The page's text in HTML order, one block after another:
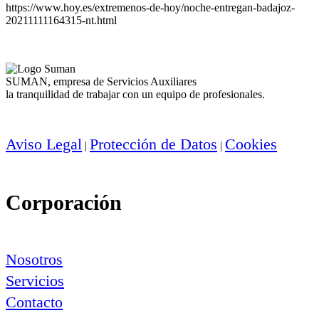
https://www.hoy.es/extremenos-de-hoy/noche-entregan-badajoz-
20211111164315-nt.html
SUMAN, empresa de Servicios Auxiliares
la tranquilidad de trabajar con un equipo de profesionales.
Aviso Legal | Protección de Datos | Cookies
Corporación
Nosotros
Servicios
Contacto